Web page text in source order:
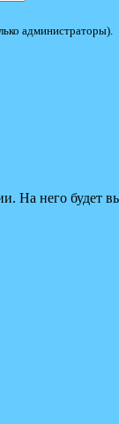
администраторы).
На него будет